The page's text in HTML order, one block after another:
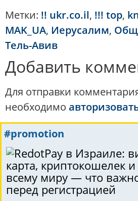
Метки: !! ukr.co.il, !!! top,
MAK_UA, Иерусалим,
Тель-Авив
Добавить
Для отправки
необходимо
#promotion